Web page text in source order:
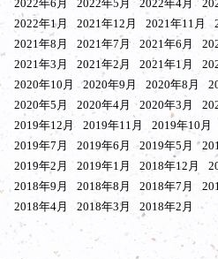
2022年6月
2022年5月 2022年4月
2022年1月
2021年12月 2021年11月
2021年8月
2021年7月 2021年6月
2021年3月
2021年2月 2021年1月
2020年10月
2020年9月 2020年8月
2020年5月
2020年4月 2020年3月
2019年12月
2019年11月 2019年10月
2019年7月
2019年6月 2019年5月
2019年2月
2019年1月 2018年12月
2018年9月
2018年8月 2018年7月
2018年4月
2018年3月 2018年2月